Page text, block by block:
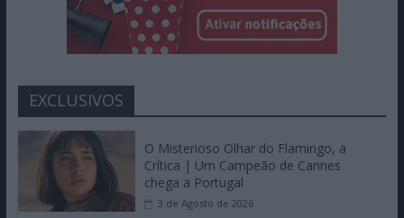
EXCLUSIVOS
O Misterioso Olhar do Flamingo, a
Crítica | Um Campeão de Cannes
chega a Portugal
3 de Agosto de 2026